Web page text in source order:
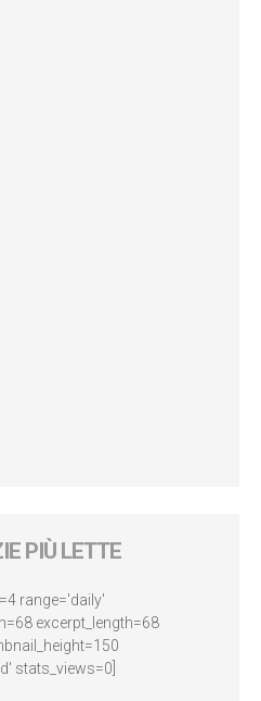
PIÙ LETTE
range='daily'
excerpt_length=68
stats_views=0]